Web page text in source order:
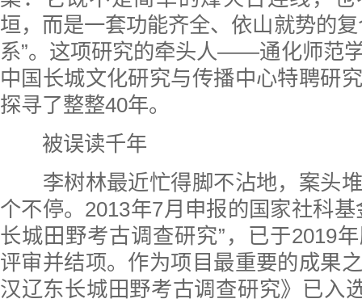
垣，而是一套功能齐全、依山就势的
系”。这项研究的牵头人——通化师范
中国长城文化研究与传播中心特聘研
探寻了整整40年。
被误读千年
李树林最近忙得脚不沾地，案头堆
个不停。2013年7月申报的国家社科
长城田野考古调查研究”，已于2019
评审并结项。作为项目最重要的成果
汉辽东长城田野考古调查研究》已入